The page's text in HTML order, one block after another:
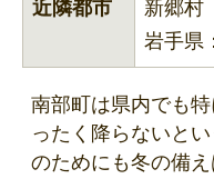
近隣都市
新郷村
岩手県
南部町は県内でも
ったく降らないと
のためにも冬の備